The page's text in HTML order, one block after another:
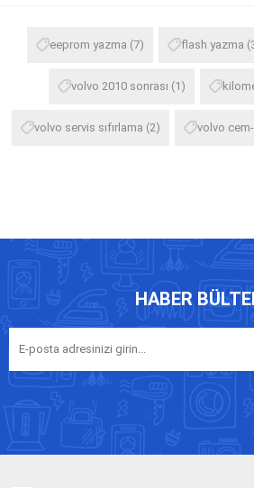
eeprom yazma (7) flash yazma
volvo 2010 sonrası (1)
volvo servis sıfırlama (2) volvo
HABER